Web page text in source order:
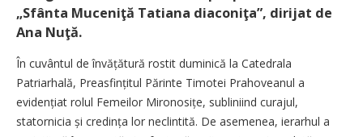
„Sfânta Muceniţă Tatiana diaconiţa”, dirijat de
Ana Nuţă.
În cuvântul de învățătură rostit duminică la Catedrala
Patriarhală, Preasfințitul Părinte Timotei Prahoveanul a
evidențiat rolul Femeilor Mironosițe, subliniind curajul,
statornicia și credința lor neclintită. De asemenea, ierarhul a